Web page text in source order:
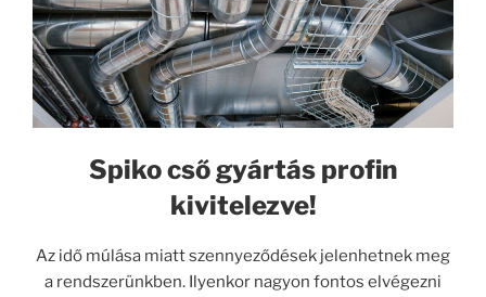
Spiko cső gyártás profin
kivitelezve!
Az idő múlása miatt szennyeződések jelenhetnek meg
a rendszerünkben. Ilyenkor nagyon fontos elvégezni